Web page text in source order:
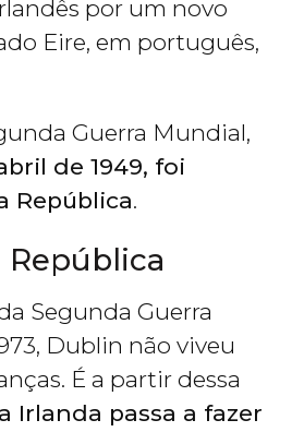
por um novo
Eire, em português,
Guerra Mundial,
de 1949, foi
República.
República
Segunda Guerra
Dublin não viveu
É a partir dessa
a Irlanda passa a fazer